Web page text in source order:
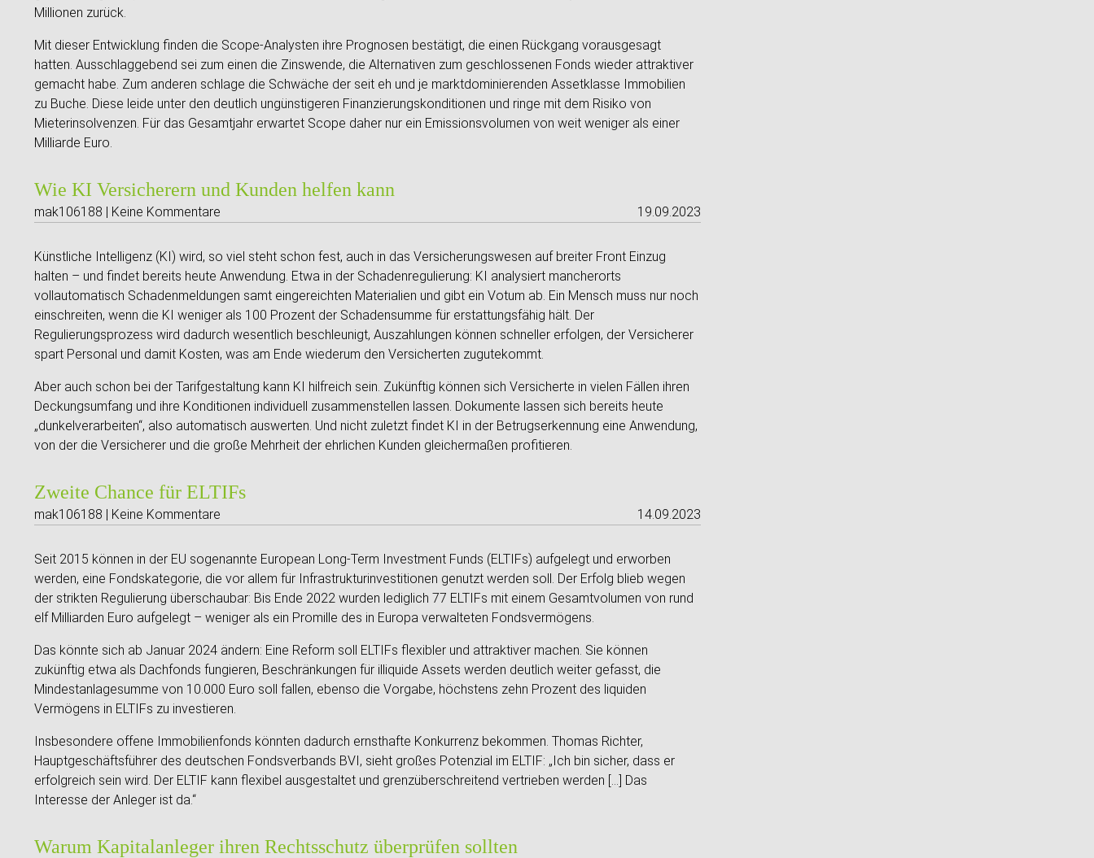
Millionen zurück.
Mit dieser Entwicklung finden die Scope-Analysten ihre Prognosen bestätigt, die einen Rückgang vorausgesagt
hatten. Ausschlaggebend sei zum einen die Zinswende, die Alternativen zum geschlossenen Fonds wieder attraktiver
gemacht habe. Zum anderen schlage die Schwäche der seit eh und je marktdominierenden Assetklasse Immobilien
zu Buche. Diese leide unter den deutlich ungünstigeren Finanzierungskonditionen und ringe mit dem Risiko von
Mieterinsolvenzen. Für das Gesamtjahr erwartet Scope daher nur ein Emissionsvolumen von weit weniger als einer
Milliarde Euro.
Wie KI Versicherern und Kunden helfen kann
mak106188 | Keine Kommentare 19.09.2023
Künstliche Intelligenz (KI) wird, so viel steht schon fest, auch in das Versicherungswesen auf breiter Front Einzug
halten – und findet bereits heute Anwendung. Etwa in der Schadenregulierung: KI analysiert mancherorts
vollautomatisch Schadenmeldungen samt eingereichten Materialien und gibt ein Votum ab. Ein Mensch muss nur noch
einschreiten, wenn die KI weniger als 100 Prozent der Schadensumme für erstattungsfähig hält. Der
Regulierungsprozess wird dadurch wesentlich beschleunigt, Auszahlungen können schneller erfolgen, der Versicherer
spart Personal und damit Kosten, was am Ende wiederum den Versicherten zugutekommt.
Aber auch schon bei der Tarifgestaltung kann KI hilfreich sein. Zukünftig können sich Versicherte in vielen Fällen ihren
Deckungsumfang und ihre Konditionen individuell zusammenstellen lassen. Dokumente lassen sich bereits heute
„dunkelverarbeiten“, also automatisch auswerten. Und nicht zuletzt findet KI in der Betrugserkennung eine Anwendung,
von der die Versicherer und die große Mehrheit der ehrlichen Kunden gleichermaßen profitieren.
Zweite Chance für ELTIFs
mak106188 | Keine Kommentare 14.09.2023
Seit 2015 können in der EU sogenannte European Long-Term Investment Funds (ELTIFs) aufgelegt und erworben
werden, eine Fondskategorie, die vor allem für Infrastrukturinvestitionen genutzt werden soll. Der Erfolg blieb wegen
der strikten Regulierung überschaubar: Bis Ende 2022 wurden lediglich 77 ELTIFs mit einem Gesamtvolumen von rund
elf Milliarden Euro aufgelegt – weniger als ein Promille des in Europa verwalteten Fondsvermögens.
Das könnte sich ab Januar 2024 ändern: Eine Reform soll ELTIFs flexibler und attraktiver machen. Sie können
zukünftig etwa als Dachfonds fungieren, Beschränkungen für illiquide Assets werden deutlich weiter gefasst, die
Mindestanlagesumme von 10.000 Euro soll fallen, ebenso die Vorgabe, höchstens zehn Prozent des liquiden
Vermögens in ELTIFs zu investieren.
Insbesondere offene Immobilienfonds könnten dadurch ernsthafte Konkurrenz bekommen. Thomas Richter,
Hauptgeschäftsführer des deutschen Fondsverbands BVI, sieht großes Potenzial im ELTIF: „Ich bin sicher, dass er
erfolgreich sein wird. Der ELTIF kann flexibel ausgestaltet und grenzüberschreitend vertrieben werden […] Das
Interesse der Anleger ist da.“
Warum Kapitalanleger ihren Rechtsschutz überprüfen sollten